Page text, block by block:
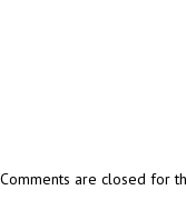
Comments are closed for